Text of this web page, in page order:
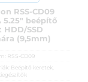
RSS-CD09
5.25″ beépítő
HDD/SSD
(9,5mm)
RSS-CD09
Beépítő keretek